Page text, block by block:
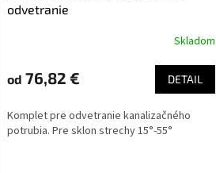
odvetranie
Skladom
od 76,82 € DETAIL
Komplet pre odvetranie kanalizačného
potrubia. Pre sklon strechy 15°-55°